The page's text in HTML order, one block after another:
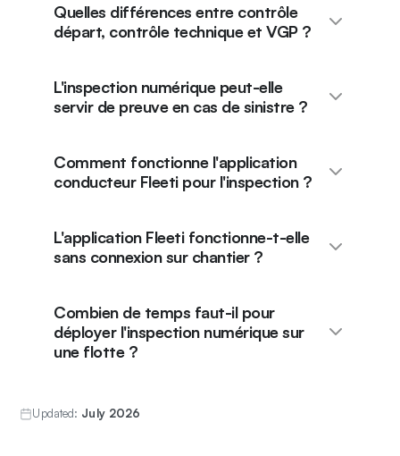
Quelles différences entre contrôle
départ, contrôle technique et VGP ?
L'inspection numérique peut-elle
servir de preuve en cas de sinistre ?
Comment fonctionne l'application
conducteur Fleeti pour l'inspection ?
L'application Fleeti fonctionne-t-elle
sans connexion sur chantier ?
Combien de temps faut-il pour
déployer l'inspection numérique sur
une flotte ?
Updated: July 2026